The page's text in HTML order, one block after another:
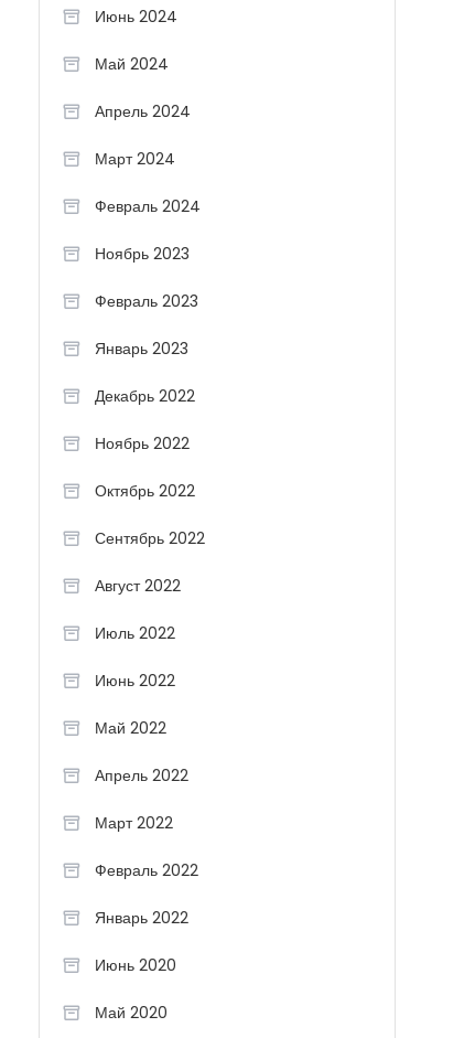
Июнь 2024
Май 2024
Апрель 2024
Март 2024
Февраль 2024
Ноябрь 2023
Февраль 2023
Январь 2023
Декабрь 2022
Ноябрь 2022
Октябрь 2022
Сентябрь 2022
Август 2022
Июль 2022
Июнь 2022
Май 2022
Апрель 2022
Март 2022
Февраль 2022
Январь 2022
Июнь 2020
Май 2020